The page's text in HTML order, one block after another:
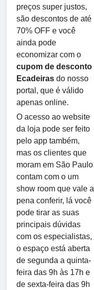
preços super justos,
são descontos de até
70% OFF e você
ainda pode
economizar com o
cupom de desconto
Ecadeiras do nosso
portal, que é válido
apenas online.
O acesso ao website
da loja pode ser feito
pelo app também,
mas os clientes que
moram em São Paulo
contam com o um
show room que vale a
pena conferir, lá você
pode tirar as suas
principais dúvidas
com os especialistas,
o espaço está aberta
de segunda a quinta-
feira das 9h às 17h e
de sexta-feira das 9h